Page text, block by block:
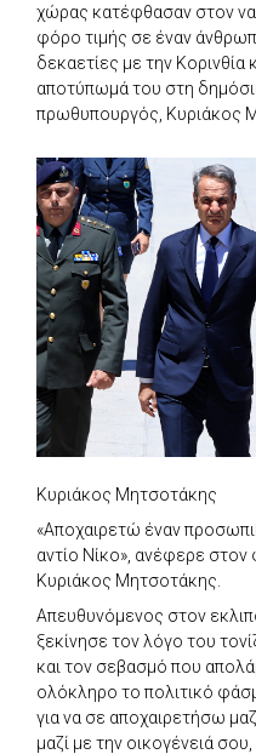
χώρας κατέφθασαν στον
φόρο τιμής σε έναν
δεκαετίες με την
αποτύπωμά του στη
πρωθυπουργός, Κυριάκος
Κυριάκος Μητσοτάκης
«Αποχαιρετώ έναν
αντίο Νίκο», ανέφερε
Κυριάκος Μητσοτάκης.
Απευθυνόμενος στον
ξεκίνησε τον λόγο του
και τον σεβασμό που
ολόκληρο το πολιτικό
για να σε αποχαιρετήσω
μαζί με την οικογένειά